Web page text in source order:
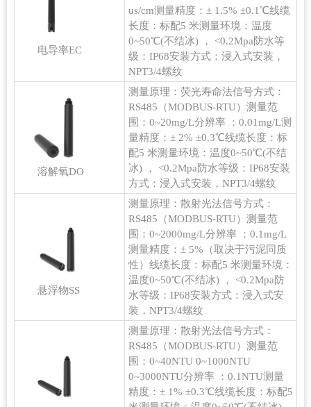
电导率EC
us/cm测量精度：± 1.5% ±0.1℃线缆
长度：标配5 米测量环境：温度
0~50℃(不结冰) ， <0.2Mpa防水等
级：IP68安装方式：浸入式安装，
NPT3/4螺纹
溶解氧DO
测量原理：荧光寿命法信号方式：
RS485（MODBUS-RTU）测量范
围：0~20mg/L分辨率 ：0.01mg/L测
量精度：± 2% ±0.3℃线缆长度：标
配5 米测量环境：温度0~50℃(不结
冰) ， <0.2Mpa防水等级：IP68安装
方式：浸入式安装，NPT3/4螺纹
悬浮物SS
测量原理：散射光法信号方式：
RS485（MODBUS-RTU）测量范
围：0~2000mg/L分辨率 ：0.1mg/L
测量精度：± 5%（取决于污泥同质
性）线缆长度：标配5 米测量环境：
温度0~50℃(不结冰) ， <0.2Mpa防
水等级：IP68安装方式：浸入式安
装，NPT3/4螺纹
测量原理：散射光法信号方式：
RS485（MODBUS-RTU）测量范
围：0~40NTU 0~1000NTU
0~3000NTU分辨率 ：0.1NTU测量
精度：± 1% ±0.3℃线缆长度：标配5